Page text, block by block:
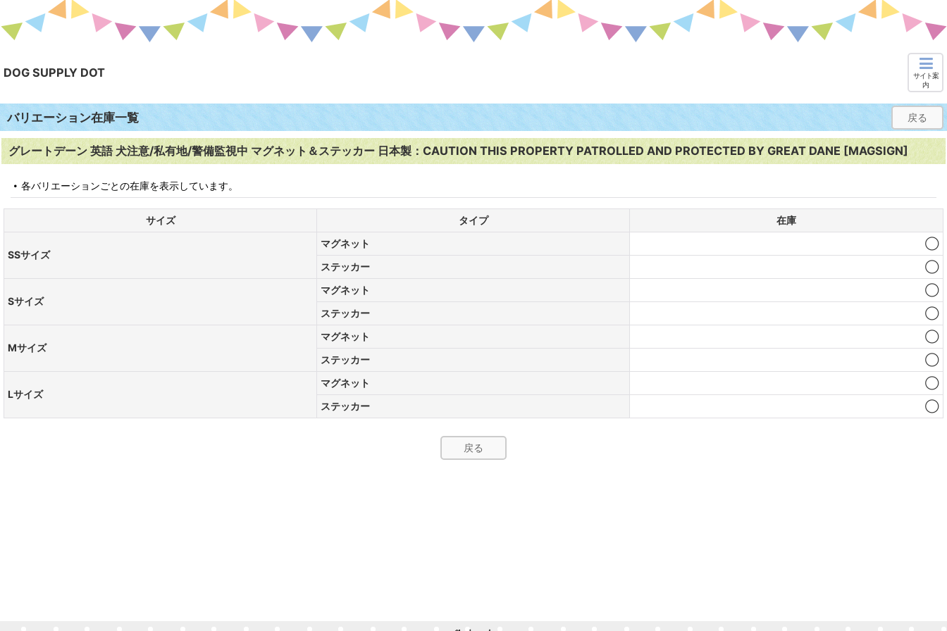
DOG SUPPLY DOT
サイト案
内
バリエーション在庫一覧 戻る
グレートデーン 英語 犬注意/私有地/警備監視中 マグネット＆ステッカー 日本製：CAUTION THIS PROPERTY PATROLLED AND PROTECTED BY GREAT DANE [MAGSIGN]
各バリエーションごとの在庫を表示しています。
サイズ タイプ 在庫
SSサイズ
マグネット
◯
ステッカー
◯
Sサイズ
マグネット
◯
ステッカー
◯
Mサイズ
マグネット
◯
ステッカー
◯
Lサイズ
マグネット
◯
ステッカー
◯
戻る